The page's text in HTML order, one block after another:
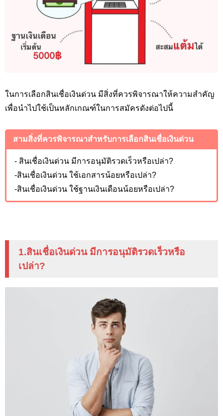
ในการเลือกสินเชื่อเงินด่วน มีสิ่งที่ควรพิจารณาให้ความสำคัญ
เพื่อนำไปใช้เป็นหลักเกณฑ์ในการสมัครดังต่อไปนี้
สามสิ่งที่ควรพิจารณาสำหรับการเลือกสินเชื่อเงินด่วน
- สินเชื่อเงินด่วน มีการอนุมัติรวดเร็วหรือเปล่า?
-สินเชื่อเงินด่วน ใช้เอกสารน้อยหรือเปล่า?
-สินเชื่อเงินด่วน ใช้ฐานเงินเดือนน้อยหรือเปล่า?
1.สินเชื่อเงินด่วน มีการอนุมัติรวดเร็วหรือ
เปล่า?